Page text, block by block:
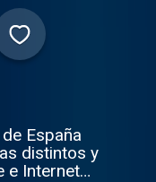
España
distintos y
e Internet